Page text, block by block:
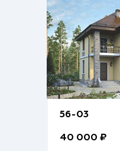
56-03
40 000 ₽